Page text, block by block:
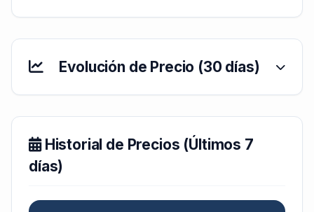
Evolución de Precio (30 días)
Historial de Precios (Últimos 7
días)